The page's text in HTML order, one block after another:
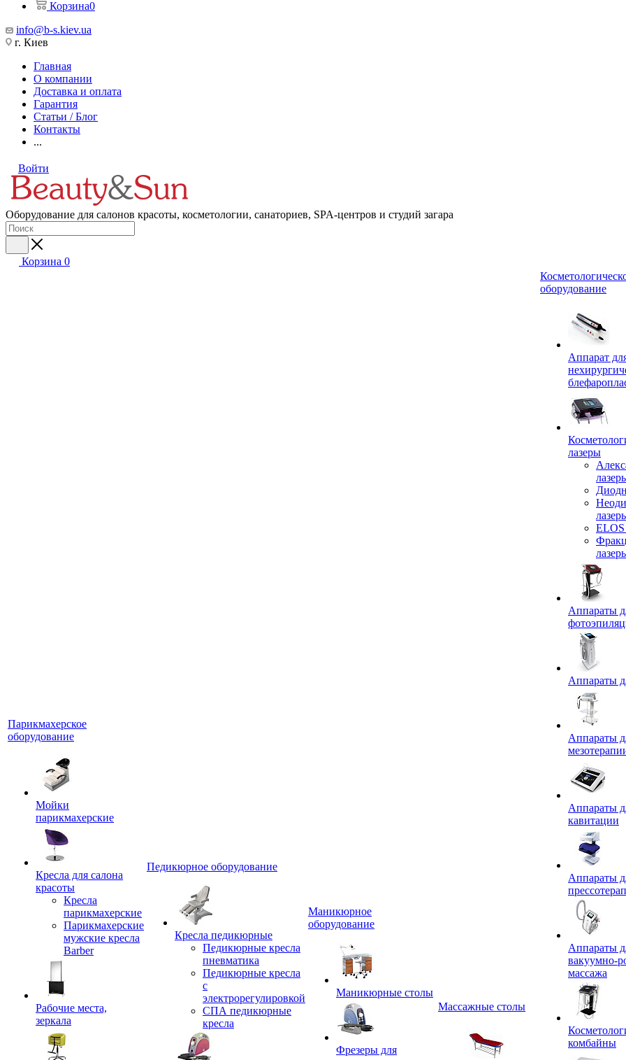
Корзина0
info@b-s.kiev.ua
г. Киев
Главная
О компании
Доставка и оплата
Гарантия
Статьи / Блог
Контакты
...
Войти
Оборудование для салонов красоты, косметологии, санаториев, SPA-центров и студий загара
Корзина 0
Парикмахерское
оборудование
Мойки
парикмахерские
Кресла для салона
красоты
Кресла
парикмахерские
Парикмахерские
мужские кресла
Barber
Рабочие места,
зеркала
Педикюрное оборудование
Кресла педикюрные
Педикюрные кресла
пневматика
Педикюрные кресла
с
электрорегулировкой
СПА педикюрные
кресла
Маникюрное
оборудование
Маникюрные столы
Фрезеры для
Массажные столы
оборудование
Аппарат
лазеры
Аппараты
Аппараты
Аппараты
Аппараты
кавитации
Аппараты
Аппараты
вакуумно-
массажа
комбайны